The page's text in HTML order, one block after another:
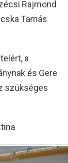
Rajmond
Tamás
a
és Gere
szükséges